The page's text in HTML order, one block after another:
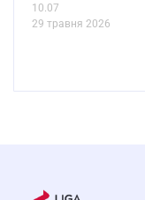
10.07
29 травня 2026